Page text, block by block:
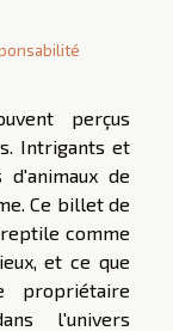
perçus
Intrigants et
de
Ce billet de
comme
et ce que
propriétaire
l'univers